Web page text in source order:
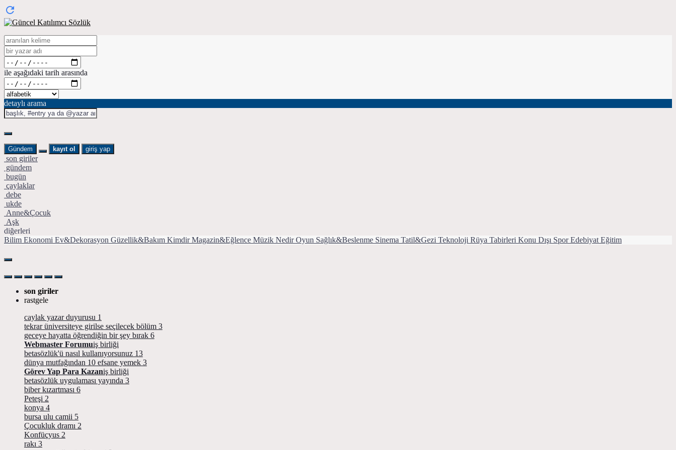
ile aşağıdaki tarih arasında
detaylı arama
Gündem kayıt ol giriş yap
son giriler
gündem
bugün
çaylaklar
debe
ukde
Anne&Çocuk
Aşk
diğerleri
Bilim Ekonomi Ev&Dekorasyon Güzellik&Bakım Kimdir Magazin&Eğlence Müzik Nedir Oyun Sağlık&Beslenme Sinema Tatil&Gezi Teknoloji Rüya Tabirleri Konu Dışı Spor Edebiyat Eğitim
son giriler
rastgele
caylak yazar duyurusu 1
tekrar üniversiteye girilse seçilecek bölüm 3
geceye hayatta öğrendiğin bir şey bırak 6
Webmaster Forumuiş birliği
betasözlük'ü nasıl kullanıyorsunuz 13
dünya mutfağından 10 efsane yemek 3
Görev Yap Para Kazaniş birliği
betasözlük uygulaması yayında 3
biber kızartması 6
Peteşi 2
konya 4
bursa ulu camii 5
Çocukluk dramı 2
Konfüçyus 2
rakı 3